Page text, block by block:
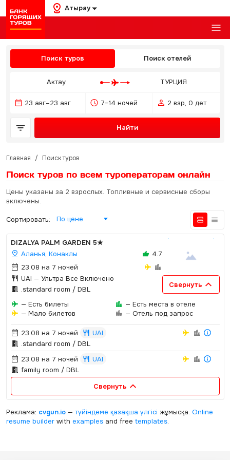
Атырау
Поиск туров Поиск отелей
Актау ТУРЦИЯ
23 авг–23 авг 7–14 ночей 2 взр, 0 дет
Найти
Главная / Поиск туров
Поиск туров по всем туроператорам онлайн
Цены указаны за 2 взрослых. Топливные и сервисные сборы
включены.
Сортировать: По цене
DIZALYA PALM GARDEN 5★
Аланья, Конаклы
23.08 на 7 ночей
UAI — Ультра Все Включено
4.7
.­standard room / DBL
Свернуть
— Есть билеты
— Мало билетов
— Есть места в отеле
— Отель под запрос
23.08 на 7 ночей
UAI
.­standard room / DBL
23.08 на 7 ночей
UAI
family room / DBL
Свернуть
Реклама: cvgun.io— түйіндеме қазақша үлгісі жұмысқа. Online
resume builderwith examplesand free templates.